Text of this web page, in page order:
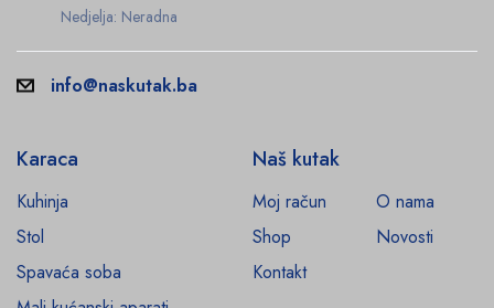
Nedjelja: Neradna
info@naskutak.ba
Karaca
Kuhinja
Stol
Spavaća soba
Naš kutak
Moj račun
O nama
Shop
Novosti
Kontakt